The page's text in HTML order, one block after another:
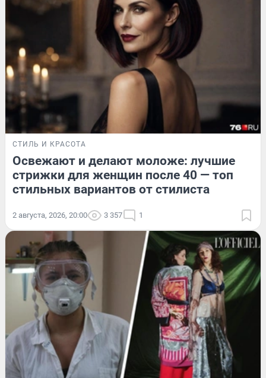
СТИЛЬ И КРАСОТА
Освежают и делают моложе: лучшие
стрижки для женщин после 40 — топ
стильных вариантов от стилиста
2 августа, 2026, 20:00 3 357 1